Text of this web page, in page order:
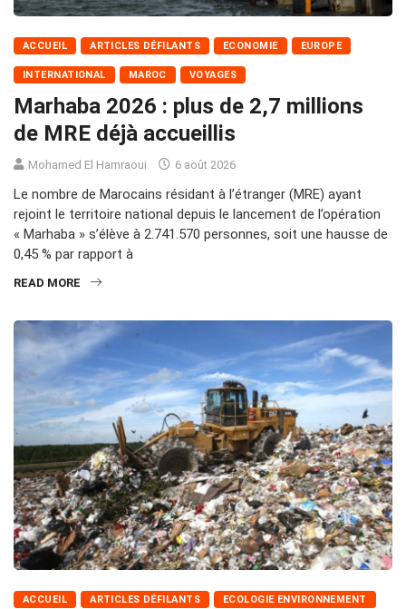
ACCUEIL ARTICLES DÉFILANTS ECONOMIE EUROPE
INTERNATIONAL MAROC VOYAGES
Marhaba 2026 : plus de 2,7 millions
de MRE déjà accueillis
Mohamed El Hamraoui 6 août 2026
Le nombre de Marocains résidant à l’étranger (MRE) ayant
rejoint le territoire national depuis le lancement de l’opération
« Marhaba » s’élève à 2.741.570 personnes, soit une hausse de
0,45 % par rapport à
READ MORE
ACCUEIL ARTICLES DÉFILANTS ECOLOGIE ENVIRONNEMENT